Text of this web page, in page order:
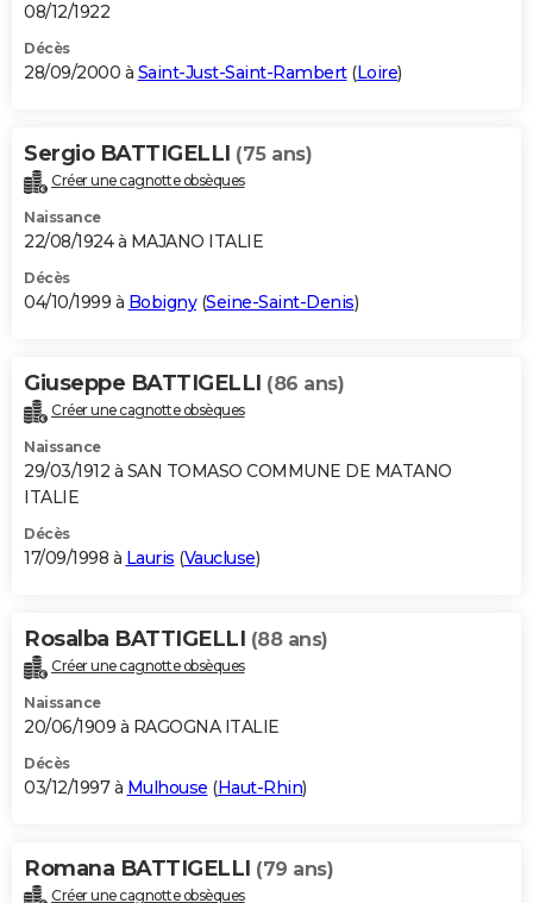
08/12/1922
Décès
28/09/2000 à Saint-Just-Saint-Rambert(Loire)
Sergio BATTIGELLI (75 ans)
Créer une cagnotte obsèques
Naissance
22/08/1924 à MAJANO ITALIE
Décès
04/10/1999 à Bobigny(Seine-Saint-Denis)
Giuseppe BATTIGELLI (86 ans)
Créer une cagnotte obsèques
Naissance
29/03/1912 à SAN TOMASO COMMUNE DE MATANO
ITALIE
Décès
17/09/1998 à Lauris (Vaucluse)
Rosalba BATTIGELLI (88 ans)
Créer une cagnotte obsèques
Naissance
20/06/1909 à RAGOGNA ITALIE
Décès
03/12/1997 à Mulhouse (Haut-Rhin)
Romana BATTIGELLI (79 ans)
Créer une cagnotte obsèques